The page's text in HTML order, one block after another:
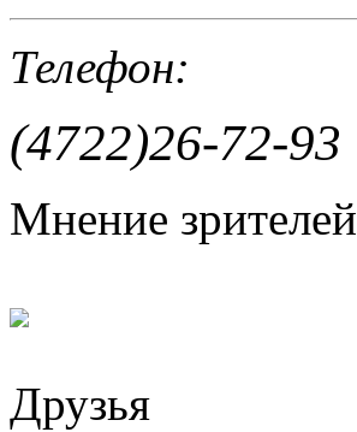
Телефон:
(4722)26-72-93
Мнение зрителей
Друзья